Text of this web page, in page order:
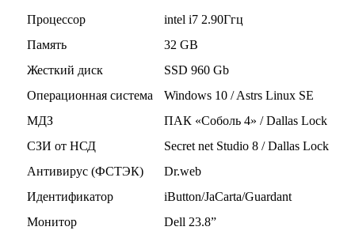
Процессор
intel i7 2.90Ггц
Память
32 GB
Жесткий диск
SSD 960 Gb
Операционная система
Windows 10 / Astrs Linux SE
МДЗ
ПАК «Соболь 4» / Dallas Lock
СЗИ от НСД
Secret net Studio 8 / Dallas Lock
Антивирус (ФСТЭК)
Dr.web
Идентификатор
iButton/JaCarta/Guardant
Монитор
Dell 23.8”